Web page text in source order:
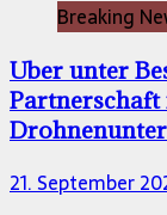
Breaking
Uber unter
21. September